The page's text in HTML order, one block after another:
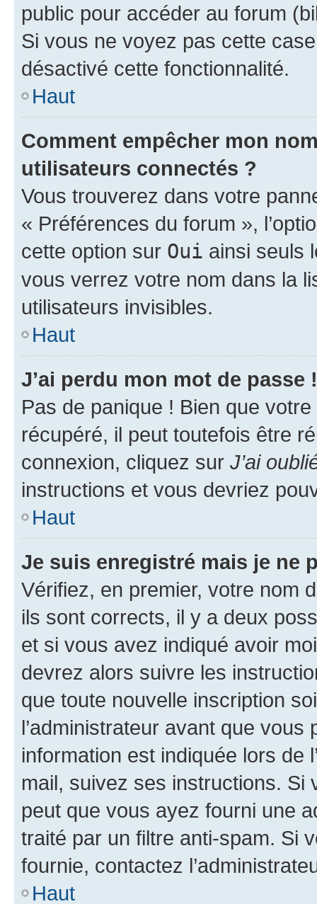
public pour accéder au forum
Si vous ne voyez pas cette
désactivé cette fonctionnalité.
Haut
Comment empêcher mon
utilisateurs connectés ?
Vous trouverez dans votre
« Préférences du forum »,
cette option sur Oui ainsi seuls
vous verrez votre nom dans la
utilisateurs invisibles.
Haut
J’ai perdu mon mot de passe !
Pas de panique ! Bien que
récupéré, il peut toutefois être
connexion, cliquez sur J’ai
instructions et vous devriez
Haut
Je suis enregistré mais je ne
Vérifiez, en premier, votre nom
ils sont corrects, il y a deux
et si vous avez indiqué avoir
devrez alors suivre les
que toute nouvelle inscription
l’administrateur avant que
information est indiquée lors de
mail, suivez ses instructions. Si
peut que vous ayez fourni une
traité par un filtre anti-spam. Si
fournie, contactez
Haut